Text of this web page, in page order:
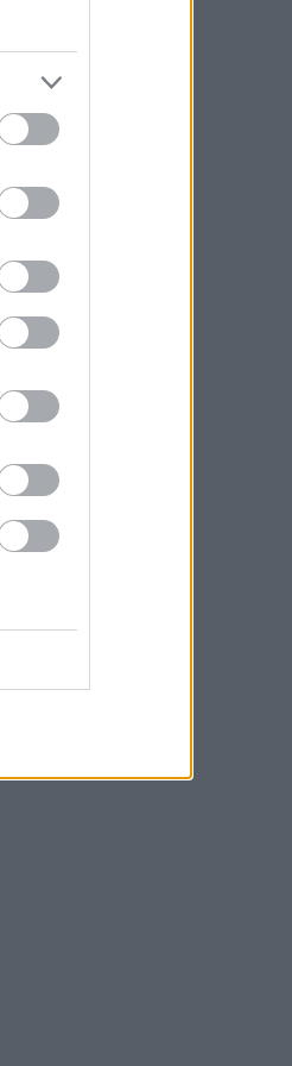
szeptember
július(8
június
április
február
január